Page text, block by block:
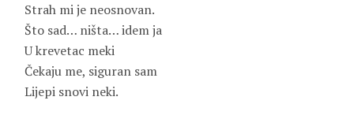
Strah mi je neosnovan.
Što sad… ništa… idem ja
U krevetac meki
Čekaju me, siguran sam
Lijepi snovi neki.